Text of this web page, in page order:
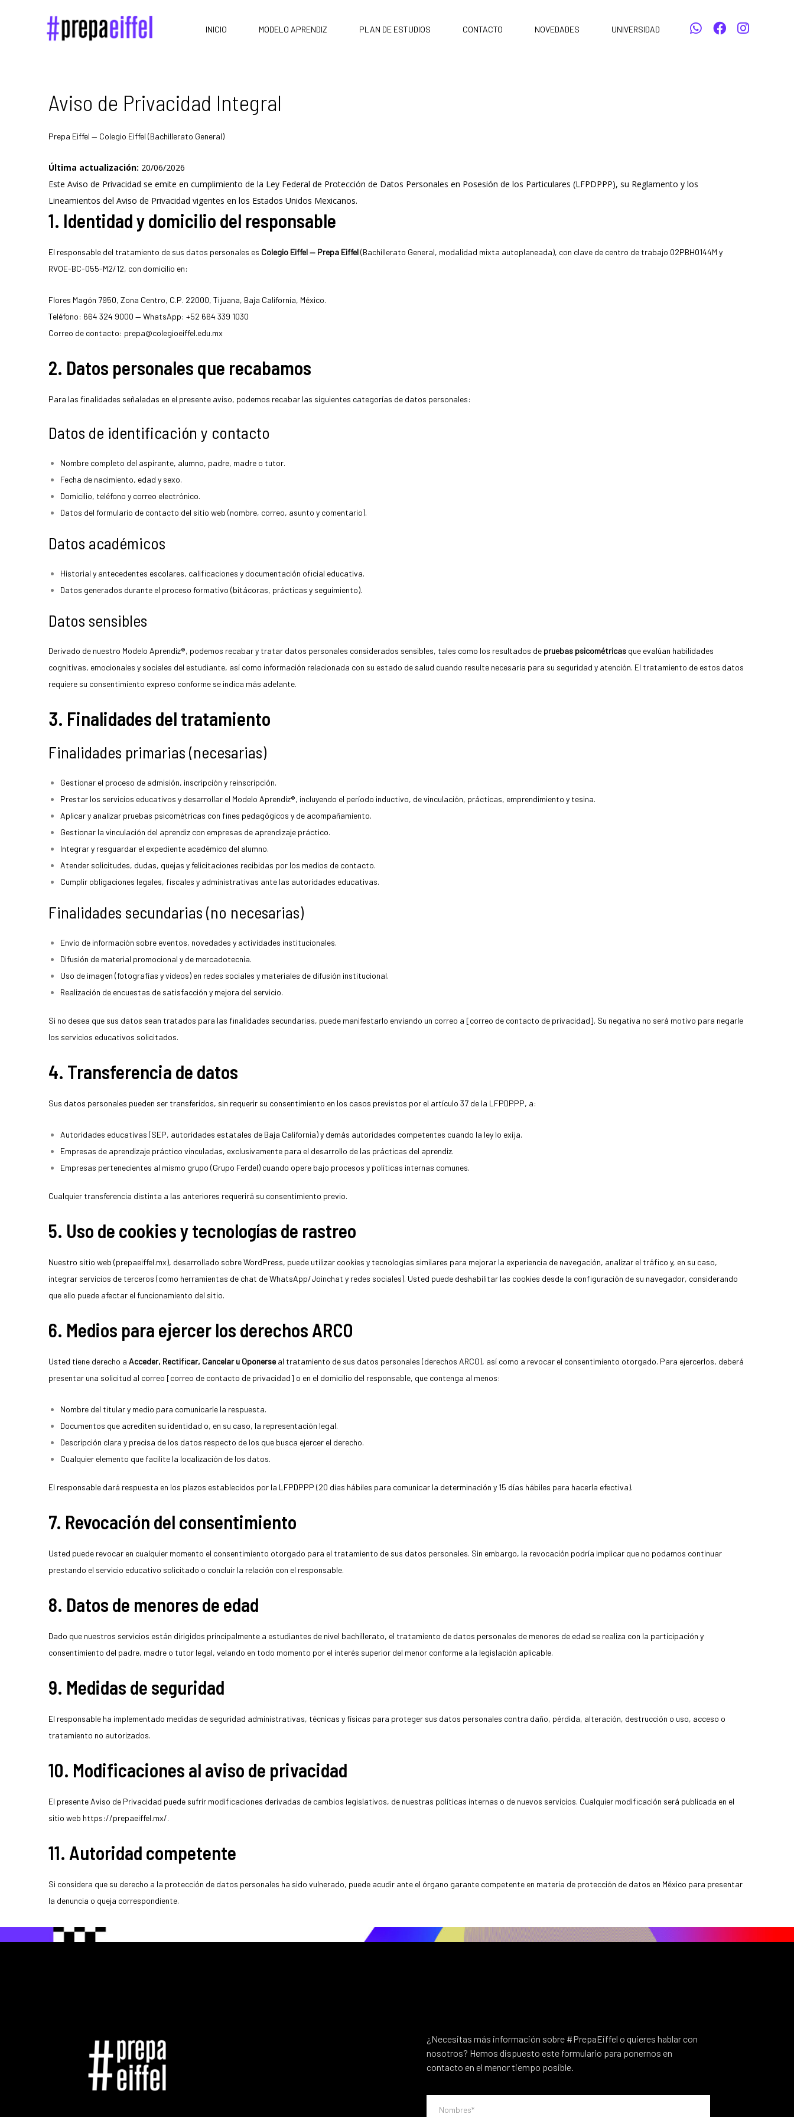
INICIO MODELO APRENDIZ PLAN DE ESTUDIOS CONTACTO NOVEDADES UNIVERSIDAD
Aviso de Privacidad Integral
Prepa Eiffel — Colegio Eiffel (Bachillerato General)
Última actualización: 20/06/2026
Este Aviso de Privacidad se emite en cumplimiento de la Ley Federal de Protección de Datos Personales en Posesión de los Particulares (LFPDPPP), su Reglamento y los
Lineamientos del Aviso de Privacidad vigentes en los Estados Unidos Mexicanos.
1. Identidad y domicilio del responsable
El responsable del tratamiento de sus datos personales es Colegio Eiffel — Prepa Eiffel(Bachillerato General, modalidad mixta autoplaneada), con clave de centro de trabajo 02PBH0144M y
RVOE-BC-055-M2/12, con domicilio en:
Flores Magón 7950, Zona Centro, C.P. 22000, Tijuana, Baja California, México.
Teléfono: 664 324 9000 — WhatsApp: +52 664 339 1030
Correo de contacto: prepa@colegioeiffel.edu.mx
2. Datos personales que recabamos
Para las finalidades señaladas en el presente aviso, podemos recabar las siguientes categorías de datos personales:
Datos de identificación y contacto
Nombre completo del aspirante, alumno, padre, madre o tutor.
Fecha de nacimiento, edad y sexo.
Domicilio, teléfono y correo electrónico.
Datos del formulario de contacto del sitio web (nombre, correo, asunto y comentario).
Datos académicos
Historial y antecedentes escolares, calificaciones y documentación oficial educativa.
Datos generados durante el proceso formativo (bitácoras, prácticas y seguimiento).
Datos sensibles
Derivado de nuestro Modelo Aprendiz®, podemos recabar y tratar datos personales considerados sensibles, tales como los resultados de pruebas psicométricas que evalúan habilidades
cognitivas, emocionales y sociales del estudiante, así como información relacionada con su estado de salud cuando resulte necesaria para su seguridad y atención. El tratamiento de estos datos
requiere su consentimiento expreso conforme se indica más adelante.
3. Finalidades del tratamiento
Finalidades primarias (necesarias)
Gestionar el proceso de admisión, inscripción y reinscripción.
Prestar los servicios educativos y desarrollar el Modelo Aprendiz®, incluyendo el período inductivo, de vinculación, prácticas, emprendimiento y tesina.
Aplicar y analizar pruebas psicométricas con fines pedagógicos y de acompañamiento.
Gestionar la vinculación del aprendiz con empresas de aprendizaje práctico.
Integrar y resguardar el expediente académico del alumno.
Atender solicitudes, dudas, quejas y felicitaciones recibidas por los medios de contacto.
Cumplir obligaciones legales, fiscales y administrativas ante las autoridades educativas.
Finalidades secundarias (no necesarias)
Envío de información sobre eventos, novedades y actividades institucionales.
Difusión de material promocional y de mercadotecnia.
Uso de imagen (fotografías y videos) en redes sociales y materiales de difusión institucional.
Realización de encuestas de satisfacción y mejora del servicio.
Si no desea que sus datos sean tratados para las finalidades secundarias, puede manifestarlo enviando un correo a [correo de contacto de privacidad]. Su negativa no será motivo para negarle
los servicios educativos solicitados.
4. Transferencia de datos
Sus datos personales pueden ser transferidos, sin requerir su consentimiento en los casos previstos por el artículo 37 de la LFPDPPP, a:
Autoridades educativas (SEP, autoridades estatales de Baja California) y demás autoridades competentes cuando la ley lo exija.
Empresas de aprendizaje práctico vinculadas, exclusivamente para el desarrollo de las prácticas del aprendiz.
Empresas pertenecientes al mismo grupo (Grupo Ferdel) cuando opere bajo procesos y políticas internas comunes.
Cualquier transferencia distinta a las anteriores requerirá su consentimiento previo.
5. Uso de cookies y tecnologías de rastreo
Nuestro sitio web (prepaeiffel.mx), desarrollado sobre WordPress, puede utilizar cookies y tecnologías similares para mejorar la experiencia de navegación, analizar el tráfico y, en su caso,
integrar servicios de terceros (como herramientas de chat de WhatsApp/Joinchat y redes sociales). Usted puede deshabilitar las cookies desde la configuración de su navegador, considerando
que ello puede afectar el funcionamiento del sitio.
6. Medios para ejercer los derechos ARCO
Usted tiene derecho aAcceder, Rectificar, Cancelar u Oponerse al tratamiento de sus datos personales (derechos ARCO), así como a revocar el consentimiento otorgado. Para ejercerlos, deberá
presentar una solicitud al correo [correo de contacto de privacidad] o en el domicilio del responsable, que contenga al menos:
Nombre del titular y medio para comunicarle la respuesta.
Documentos que acrediten su identidad o, en su caso, la representación legal.
Descripción clara y precisa de los datos respecto de los que busca ejercer el derecho.
Cualquier elemento que facilite la localización de los datos.
El responsable dará respuesta en los plazos establecidos por la LFPDPPP (20 días hábiles para comunicar la determinación y 15 días hábiles para hacerla efectiva).
7. Revocación del consentimiento
Usted puede revocar en cualquier momento el consentimiento otorgado para el tratamiento de sus datos personales. Sin embargo, la revocación podría implicar que no podamos continuar
prestando el servicio educativo solicitado o concluir la relación con el responsable.
8. Datos de menores de edad
Dado que nuestros servicios están dirigidos principalmente a estudiantes de nivel bachillerato, el tratamiento de datos personales de menores de edad se realiza con la participación y
consentimiento del padre, madre o tutor legal, velando en todo momento por el interés superior del menor conforme a la legislación aplicable.
9. Medidas de seguridad
El responsable ha implementado medidas de seguridad administrativas, técnicas y físicas para proteger sus datos personales contra daño, pérdida, alteración, destrucción o uso, acceso o
tratamiento no autorizados.
10. Modificaciones al aviso de privacidad
El presente Aviso de Privacidad puede sufrir modificaciones derivadas de cambios legislativos, de nuestras políticas internas o de nuevos servicios. Cualquier modificación será publicada en el
sitio web https://prepaeiffel.mx/.
11. Autoridad competente
Si considera que su derecho a la protección de datos personales ha sido vulnerado, puede acudir ante el órgano garante competente en materia de protección de datos en México para presentar
la denuncia o queja correspondiente.
¿Necesitas más información sobre #PrepaEiffel o quieres hablar con
nosotros? Hemos dispuesto este formulario para ponernos en
contacto en el menor tiempo posible.